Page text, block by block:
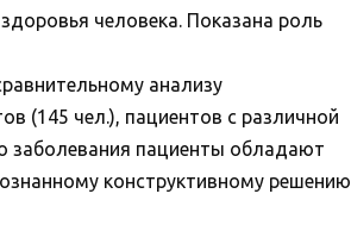
человека. Показана роль
анализу
(145 чел.), пациентов с различной
заболевания пациенты обладают
конструктивному решению